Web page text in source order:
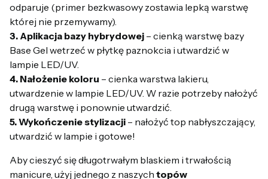
odparuje (primer bezkwasowy zostawia lepką warstwę
której nie przemywamy).
3. Aplikacja bazy hybrydowej – cienką warstwę bazy
Base Gel wetrzeć w płytkę paznokcia i utwardzić w
lampie LED/UV.
4. Nałożenie koloru – cienka warstwa lakieru,
utwardzenie w lampie LED/UV. W razie potrzeby nałożyć
drugą warstwę i ponownie utwardzić.
5. Wykończenie stylizacji – nałożyć top nabłyszczający,
utwardzić w lampie i gotowe!
Aby cieszyć się długotrwałym blaskiem i trwałością
manicure, użyj jednego z naszych topów